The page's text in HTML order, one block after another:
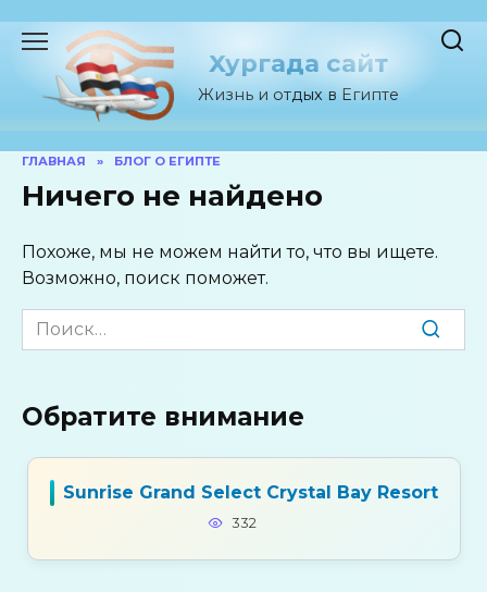
содержанию
Хургада сайт
Жизнь и отдых в Египте
ГЛАВНАЯ » БЛОГ О ЕГИПТЕ
Ничего не найдено
Похоже, мы не можем найти то, что вы ищете.
Возможно, поиск поможет.
Search
for:
Обратите внимание
Sunrise Grand Select Crystal Bay Resort
332